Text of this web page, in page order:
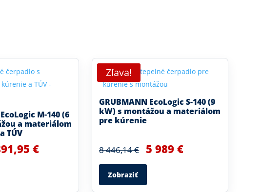
M-140 (6
a materiálom
TÚV
€
Zľava!
GRUBMANN EcoLogic S-140 (9
kW) s montážou a materiálom
pre kúrenie
8 446,14 € 5 989 €
Zobraziť